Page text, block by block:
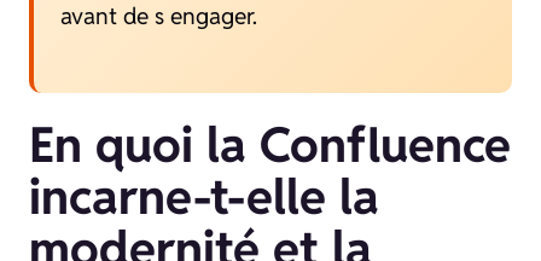
avant de s engager.
En quoi la Confluence
incarne-t-elle la
modernité et la